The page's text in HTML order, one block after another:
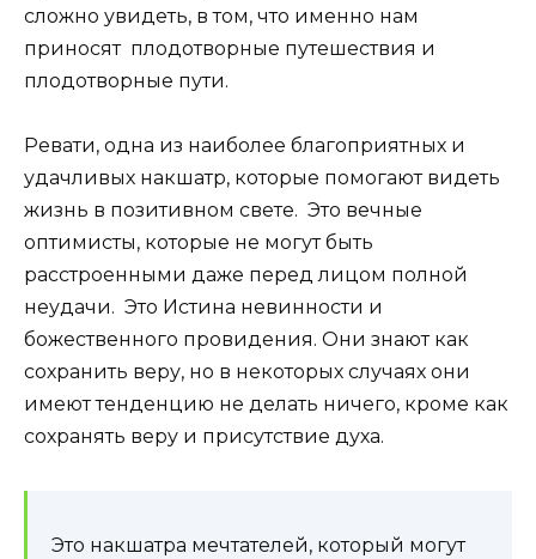
сложно увидеть, в том, что именно нам
приносят плодотворные путешествия и
плодотворные пути.
Ревати, одна из наиболее благоприятных и
удачливых накшатр, которые помогают видеть
жизнь в позитивном свете. Это вечные
оптимисты, которые не могут быть
расстроенными даже перед лицом полной
неудачи. Это Истина невинности и
божественного провидения. Они знают как
сохранить веру, но в некоторых случаях они
имеют тенденцию не делать ничего, кроме как
сохранять веру и присутствие духа.
Это накшатра мечтателей, который могут